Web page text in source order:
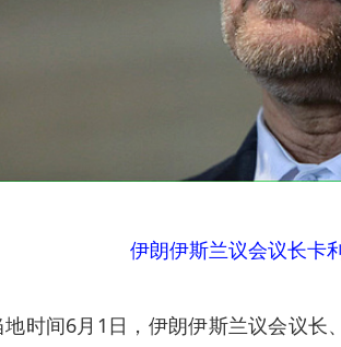
伊朗伊斯兰议会议长卡
地时间6月1日，伊朗伊斯兰议会议长